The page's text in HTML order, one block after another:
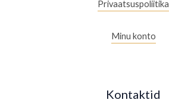
Privaatsuspoliitika
Minu konto
Kontaktid